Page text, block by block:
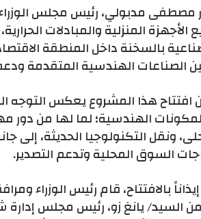
مصطفى مدبولي، رئيس مجلس
المنزلية والمبادلات
بالسخنة داخل المنطقة
الصناعات الهندسية المتقدمة
افتتاح هذا المشروع يعكس
الهندسية؛ لما لها من دور
ونقل التكنولوجيا الحديثة، إلى
السوق المحلية وتدعم التصدير.
بالافتتاح، قام رئيس الوزراء
يانغ زو، رئيس مجلس إدارة